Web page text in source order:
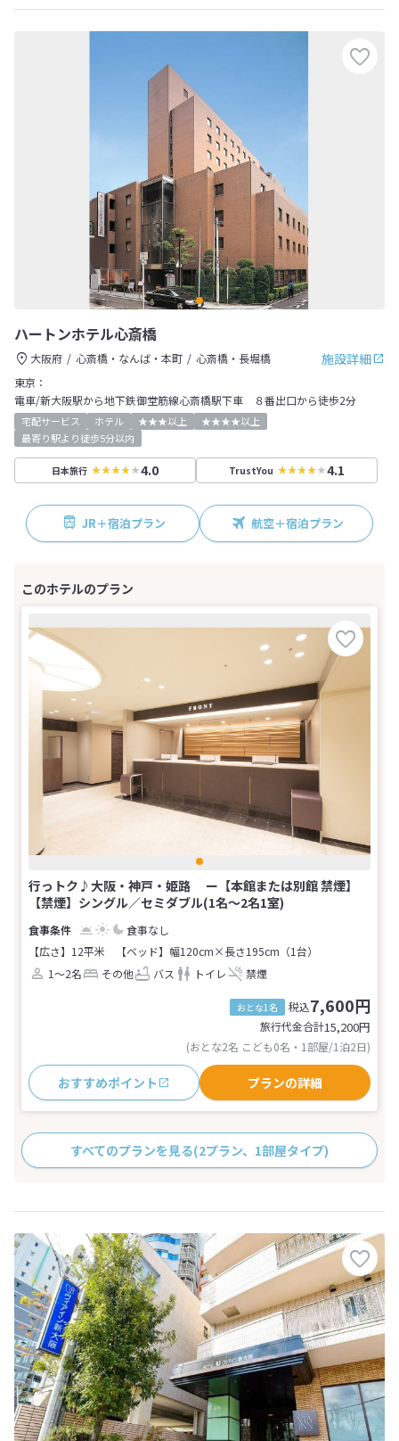
ハートンホテル心斎橋
施設詳細
大阪府 心斎橋・なんば・本町
心斎橋・長堀橋
東京：
電車/新大阪駅から地下鉄御堂筋線心斎橋駅下車 ８番出口から徒歩2分
宅配サービス ホテル ★★★以上
★★★★以上
最寄り駅より徒歩5分以内
日本旅行 4.0 TrustYou 4.1
JR＋宿泊プラン 航空＋宿泊プラン
行っトク♪大阪・神戸・姫路 ー【本館または別館 禁煙】
【禁煙】シングル／セミダブル(1名～2名1室)
食事なし
【広さ】12平米
【ベッド】幅120cm×長さ195cm（1台）
1～2名
その他 バス トイレ 禁煙
おとな1名 税込7,600円
旅行代金合計15,200円
(おとな2名 こども0名・1部屋/1泊2日)
おすすめポイント プランの詳細
すべてのプランを見る(2プラン、1部屋タイプ)